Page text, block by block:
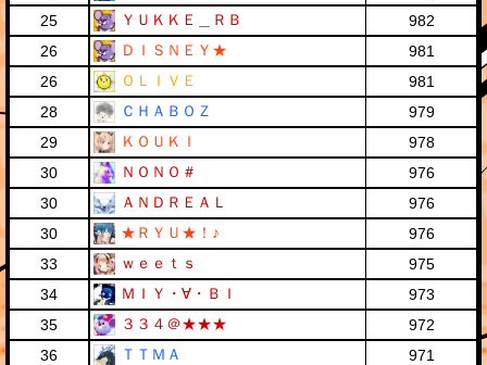
25
ＹＵＫＫＥ＿ＲＢ
982
26
ＤＩＳＮＥＹ★
981
26
ＯＬＩＶＥ
981
28
ＣＨＡＢＯＺ
979
29
ＫＯＵＫＩ
978
30
ＮＯＮＯ＃
976
30
ＡＮＤＲＥＡＬ
976
30
★ＲＹＵ★！♪
976
33
ｗｅｅｔｓ
975
34
ＭＩＹ・∀・ＢＩ
973
35
３３４＠★★★
972
36
ＴＴＭＡ
971